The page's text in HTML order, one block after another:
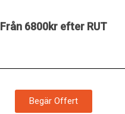
Från 6800kr efter RUT
Begär Offert